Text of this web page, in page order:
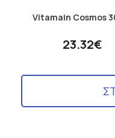
Vitamain Cosmos
23.32€